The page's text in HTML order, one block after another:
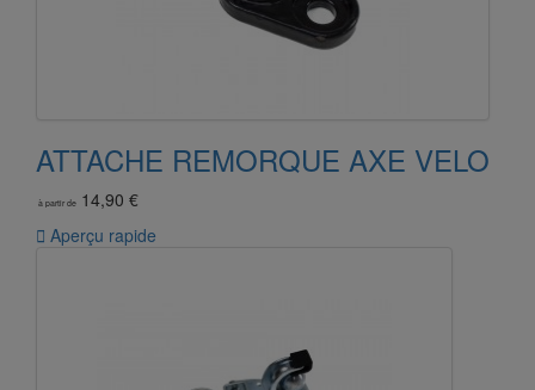
ATTACHE REMORQUE AXE VELO
à partir de 14,90 €
 Aperçu rapide